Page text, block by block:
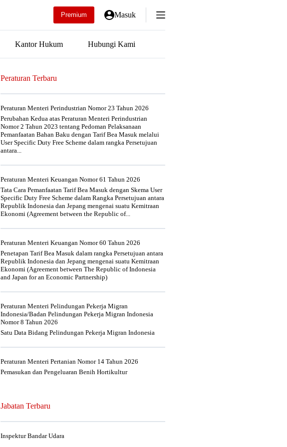
Premium Masuk
Kantor Hukum Hubungi Kami
Peraturan Terbaru
Peraturan Menteri Perindustrian Nomor 23 Tahun 2026
Perubahan Kedua atas Peraturan Menteri Perindustrian
Nomor 2 Tahun 2023 tentang Pedoman Pelaksanaan
Pemanfaatan Bahan Baku dengan Tarif Bea Masuk melalui
User Specific Duty Free Scheme dalam rangka Persetujuan
antara...
Peraturan Menteri Keuangan Nomor 61 Tahun 2026
Tata Cara Pemanfaatan Tarif Bea Masuk dengan Skema User
Specific Duty Free Scheme dalam Rangka Persetujuan antara
Republik Indonesia dan Jepang mengenai suatu Kemitraan
Ekonomi (Agreement between the Republic of...
Peraturan Menteri Keuangan Nomor 60 Tahun 2026
Penetapan Tarif Bea Masuk dalam rangka Persetujuan antara
Republik Indonesia dan Jepang mengenai suatu Kemitraan
Ekonomi (Agreement between The Republic of Indonesia
and Japan for an Economic Partnership)
Peraturan Menteri Pelindungan Pekerja Migran
Indonesia/Badan Pelindungan Pekerja Migran Indonesia
Nomor 8 Tahun 2026
Satu Data Bidang Pelindungan Pekerja Migran Indonesia
Peraturan Menteri Pertanian Nomor 14 Tahun 2026
Pemasukan dan Pengeluaran Benih Hortikultur
Jabatan Terbaru
Inspektur Bandar Udara